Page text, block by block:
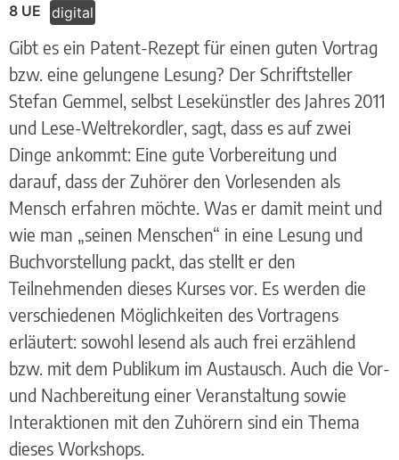
8 UE
digital
Gibt es ein Patent-Rezept für einen guten Vortrag
bzw. eine gelungene Lesung? Der Schriftsteller
Stefan Gemmel, selbst Lesekünstler des Jahres 2011
und Lese-Weltrekordler, sagt, dass es auf zwei
Dinge ankommt: Eine gute Vorbereitung und
darauf, dass der Zuhörer den Vorlesenden als
Mensch erfahren möchte. Was er damit meint und
wie man „seinen Menschen“ in eine Lesung und
Buchvorstellung packt, das stellt er den
Teilnehmenden dieses Kurses vor. Es werden die
verschiedenen Möglichkeiten des Vortragens
erläutert: sowohl lesend als auch frei erzählend
bzw. mit dem Publikum im Austausch. Auch die Vor-
und Nachbereitung einer Veranstaltung sowie
Interaktionen mit den Zuhörern sind ein Thema
dieses Workshops.